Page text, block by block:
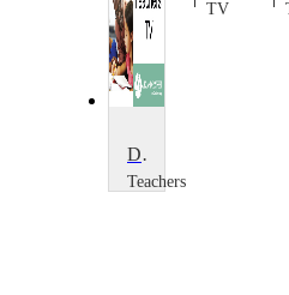
TV
TV
Dance: Moving Like Magnets
Teachers